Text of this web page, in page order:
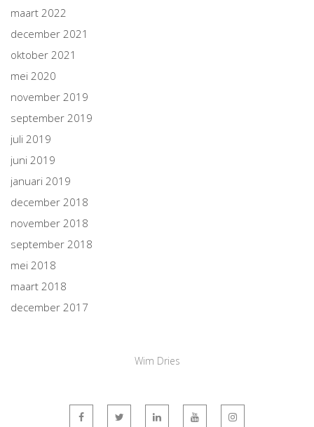
maart 2022
december 2021
oktober 2021
mei 2020
november 2019
september 2019
juli 2019
juni 2019
januari 2019
december 2018
november 2018
september 2018
mei 2018
maart 2018
december 2017
Wim Dries